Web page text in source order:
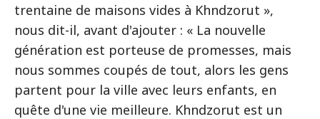
trentaine de maisons vides à Khndzorut »,
nous dit-il, avant d'ajouter : « La nouvelle
génération est porteuse de promesses, mais
nous sommes coupés de tout, alors les gens
partent pour la ville avec leurs enfants, en
quête d'une vie meilleure. Khndzorut est un